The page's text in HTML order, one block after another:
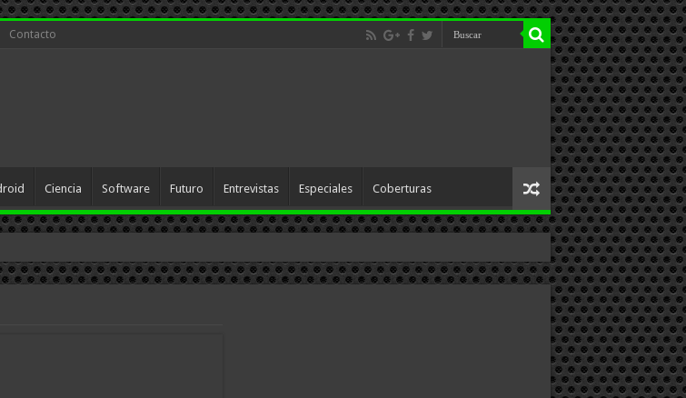
Contacto
Ciencia Software Futuro Entrevistas Especiales Coberturas